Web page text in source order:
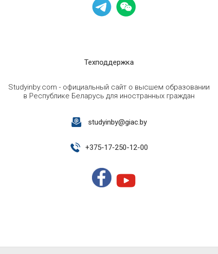
Техподдержка
Studyinby.com - официальный сайт о высшем образовании
в Республике Беларусь для иностранных граждан
studyinby@giac.by
+375-17-250-12-00